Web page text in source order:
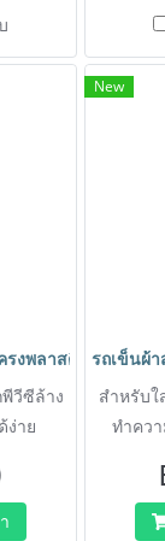
งพลาสติกอย่างหน
วีซีล้าง
ง่าย
New
รถเข็นผ้า
สำหรับใ
ทำคว